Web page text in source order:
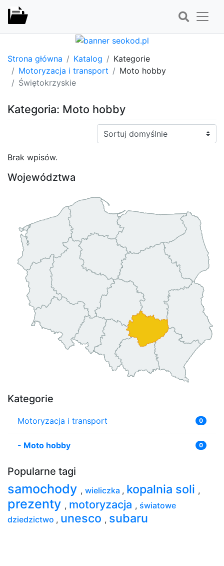
Strona główna Katalog
Kategorie
Motoryzacja i transport
Moto hobby
Świętokrzyskie
Kategoria: Moto hobby
Sortuj:
Brak wpisów.
Województwa
Kategorie
Motoryzacja i transport 0
- Moto hobby 0
Popularne tagi
samochody , wieliczka , kopalnia soli ,
prezenty , motoryzacja , światowe
dziedzictwo , unesco , subaru